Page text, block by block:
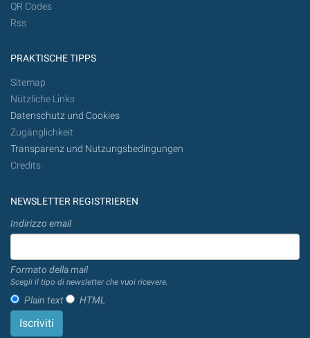
QR Codes
Rss
PRAKTISCHE TIPPS
Sitemap
Nützliche Links
Datenschutz und Cookies
Zugänglichkeit
Transparenz und Nutzungsbedingungen
Credits
NEWSLETTER REGISTRIEREN
Indirizzo email
Formato della mail
Scegli il tipo di newsletter che vuoi ricevere.
Plain text HTML